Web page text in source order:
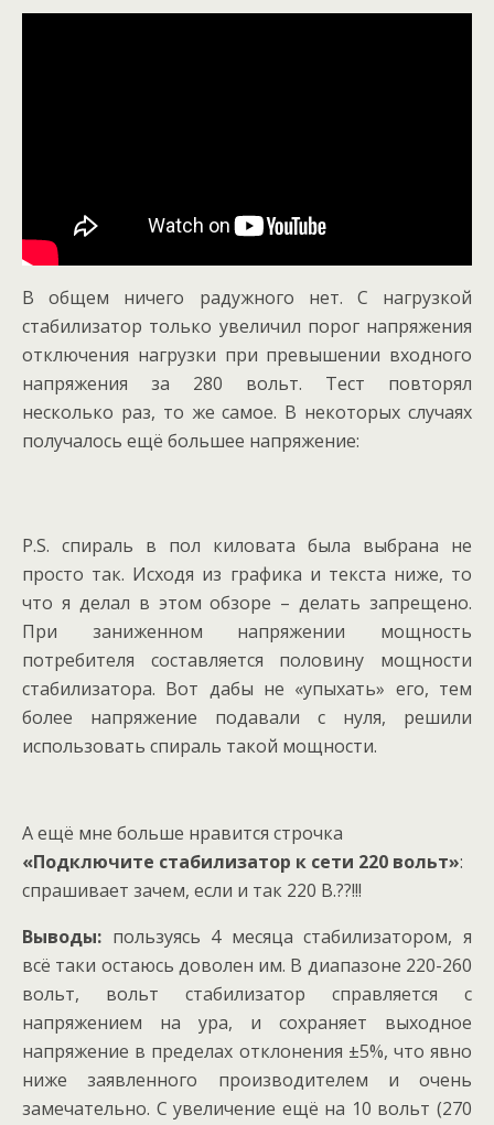
В общем ничего радужного нет. С нагрузкой
стабилизатор только увеличил порог напряжения
отключения нагрузки при превышении входного
напряжения за 280 вольт. Тест повторял
несколько раз, то же самое. В некоторых случаях
получалось ещё большее напряжение:
P.S. спираль в пол киловата была выбрана не
просто так. Исходя из графика и текста ниже, то
что я делал в этом обзоре – делать запрещено.
При заниженном напряжении мощность
потребителя составляется половину мощности
стабилизатора. Вот дабы не «упыхать» его, тем
более напряжение подавали с нуля, решили
использовать спираль такой мощности.
А ещё мне больше нравится строчка
«Подключите стабилизатор к сети 220 вольт»:
спрашивает зачем, если и так 220 В.??!!!
Выводы: пользуясь 4 месяца стабилизатором, я
всё таки остаюсь доволен им. В диапазоне 220-260
вольт, вольт стабилизатор справляется с
напряжением на ура, и сохраняет выходное
напряжение в пределах отклонения ±5%, что явно
ниже заявленного производителем и очень
замечательно. С увеличение ещё на 10 вольт (270